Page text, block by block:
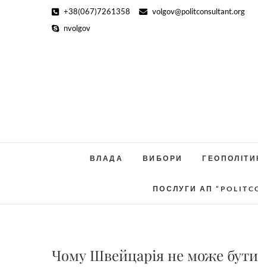
+38(067)7261358
volgov@politconsultant.org
nvolgov
ВЛАДА ВИБОРИ
ПОСЛУГИ АП
Чому Швейцарія не може